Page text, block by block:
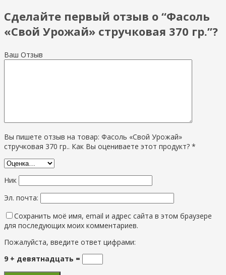
Сделайте первый отзыв о “Фасоль
«Свой Урожай» стручковая 370 гр.”?
Ваш Отзыв
Вы пишете отзыв на товар: Фасоль «Свой Урожай»
стручковая 370 гр.. Как Вы оцениваете этот продукт? *
Ник
Эл. почта:
Сохранить моё имя, email и адрес сайта в этом браузере
для последующих моих комментариев.
Пожалуйста, введите ответ цифрами:
9 + девятнадцать =